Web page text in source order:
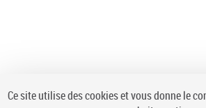
Ce site utilise des cookies et vous donne le